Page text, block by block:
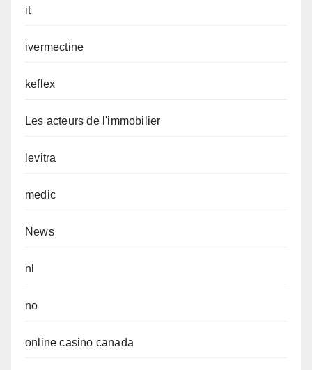
it
ivermectine
keflex
Les acteurs de l'immobilier
levitra
medic
News
nl
no
online casino canada